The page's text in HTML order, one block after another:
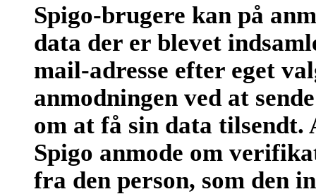
Spigo-brugere kan på
data der er blevet
mail-adresse efter eget
anmodningen ved at
om at få sin data tilsendt.
Spigo anmode om
fra den person, som den